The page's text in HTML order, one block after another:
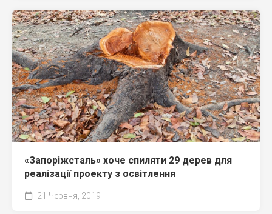
«Запоріжсталь» хоче спиляти 29 дерев для
реалізації проекту з освітлення
21 Червня, 2019